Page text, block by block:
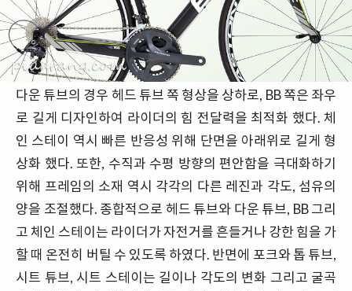
다운 튜브의 경우 헤드 튜브 쪽 형상을 상하로, BB 쪽은 좌우
로 길게 디자인하여 라이더의 힘 전달력을 최적화 했다. 체
인 스테이 역시 빠른 반응성 위해 단면을 아래위로 길게 형
상화 했다. 또한, 수직과 수평 방향의 편안함을 극대화하기
위해 프레임의 소재 역시 각각의 다른 레진과 각도, 섬유의
양을 조절했다. 종합적으로 헤드 튜브와 다운 튜브, BB 그리
고 체인 스테이는 라이더가 자전거를 흔들거나 강한 힘을 가
할 때 온전히 버틸 수 있도록 하였다. 반면에 포크와 톱 튜브,
시트 튜브, 시트 스테이는 길이나 각도의 변화 그리고 굴곡